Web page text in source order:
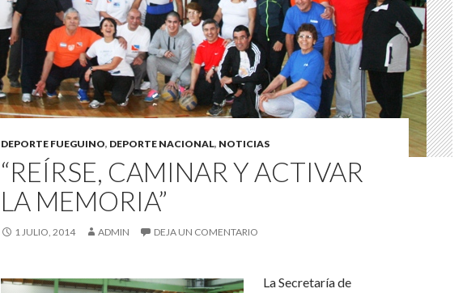
DEPORTE FUEGUINO, DEPORTE NACIONAL, NOTICIAS
“REÍRSE, CAMINAR Y ACTIVAR
LA MEMORIA”
1 JULIO, 2014 ADMIN DEJA UN COMENTARIO
La Secretaría de